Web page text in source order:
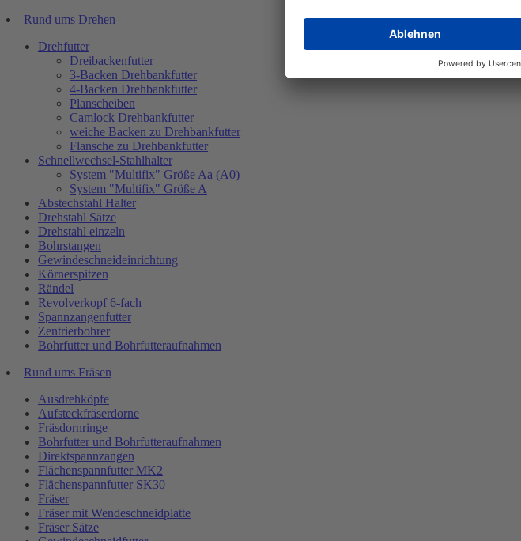
Rund ums Drehen
Drehfutter
Dreibackenfutter
3-Backen Drehbankfutter
4-Backen Drehbankfutter
Planscheiben
Camlock Drehbankfutter
weiche Backen zu Drehbankfutter
Flansche zu Drehbankfutter
Schnellwechsel-Stahlhalter
System "Multifix" Größe Aa (A0)
System "Multifix" Größe A
Abstechstahl Halter
Drehstahl Sätze
Drehstahl einzeln
Bohrstangen
Gewindeschneideinrichtung
Körnerspitzen
Rändel
Revolverkopf 6-fach
Spannzangenfutter
Zentrierbohrer
Bohrfutter und Bohrfutteraufnahmen
Rund ums Fräsen
Ausdrehköpfe
Aufsteckfräserdorne
Fräsdornringe
Bohrfutter und Bohrfutteraufnahmen
Direktspannzangen
Flächenspannfutter MK2
Flächenspannfutter SK30
Fräser
Fräser mit Wendeschneidplatte
Fräser Sätze